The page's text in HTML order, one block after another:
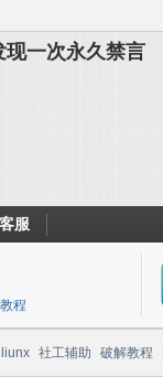
一次永久禁言
服
程
liunx 社工辅助 破解教程